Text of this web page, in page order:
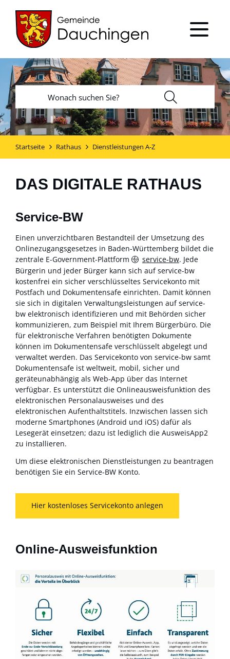
Startseite Rathaus Dienstleistungen A-Z
DAS DIGITALE RATHAUS
Service-BW
Einen unverzichtbaren Bestandteil der Umsetzung des
Onlinezugangsgesetzes in Baden-Württemberg bildet die
zentrale E-Government-Plattform
service-bw. Jede
Bürgerin und jeder Bürger kann sich auf service-bw
kostenfrei ein sicher verschlüsseltes Servicekonto mit
Postfach und Dokumentensafe einrichten. Damit können
sie sich in digitalen Verwaltungsleistungen auf service-
bw elektronisch identifizieren und mit Behörden sicher
kommunizieren, zum Beispiel mit Ihrem Bürgerbüro. Die
für elektronische Verfahren benötigten Dokumente
können im Dokumentensafe verschlüsselt abgelegt und
verwaltet werden. Das Servicekonto von service-bw samt
Dokumentensafe ist weltweit, mobil, sicher und
geräteunabhängig als Web-App über das Internet
verfügbar. Es unterstützt die Onlineausweisfunktion des
elektronischen Personalausweises und des
elektronischen Aufenthaltstitels. Inzwischen lassen sich
moderne Smartphones (Android und iOS) dafür als
Lesegerät einsetzen; dazu ist lediglich die AusweisApp2
zu installieren.
Um diese elektronischen Dienstleistungen zu beantragen
benötigen Sie ein Service-BW Konto.
Hier kostenloses Servicekonto anlegen
Online-Ausweisfunktion